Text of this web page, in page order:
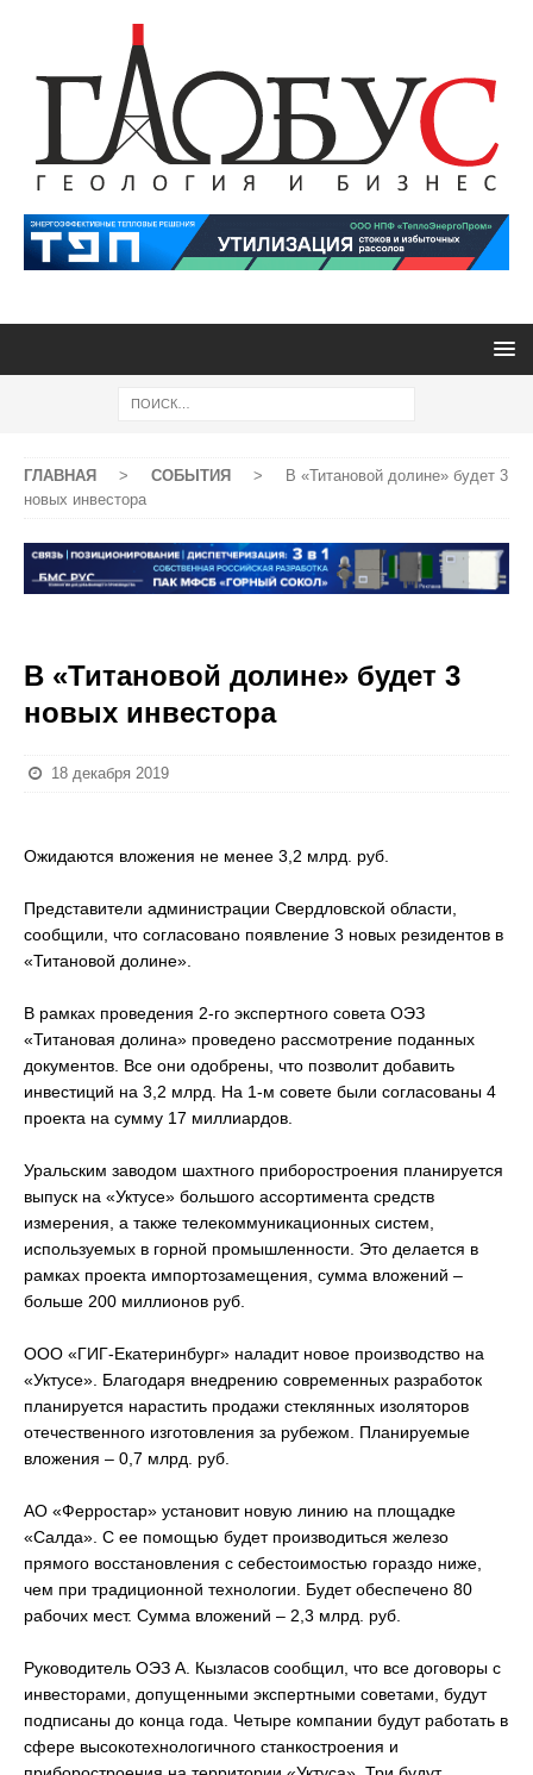
ГЛАВНАЯ > СОБЫТИЯ >
В «Титановой долине» будет 3
новых инвестора
В «Титановой долине» будет 3
новых инвестора
18 декабря 2019
Ожидаются вложения не менее 3,2 млрд. руб.
Представители администрации Свердловской области,
сообщили, что согласовано появление 3 новых резидентов в
«Титановой долине».
В рамках проведения 2-го экспертного совета ОЭЗ
«Титановая долина» проведено рассмотрение поданных
документов. Все они одобрены, что позволит добавить
инвестиций на 3,2 млрд. На 1-м совете были согласованы 4
проекта на сумму 17 миллиардов.
Уральским заводом шахтного приборостроения планируется
выпуск на «Уктусе» большого ассортимента средств
измерения, а также телекоммуникационных систем,
используемых в горной промышленности. Это делается в
рамках проекта импортозамещения, сумма вложений –
больше 200 миллионов руб.
ООО «ГИГ-Екатеринбург» наладит новое производство на
«Уктусе». Благодаря внедрению современных разработок
планируется нарастить продажи стеклянных изоляторов
отечественного изготовления за рубежом. Планируемые
вложения – 0,7 млрд. руб.
АО «Ферростар» установит новую линию на площадке
«Салда». С ее помощью будет производиться железо
прямого восстановления с себестоимостью гораздо ниже,
чем при традиционной технологии. Будет обеспечено 80
рабочих мест. Сумма вложений – 2,3 млрд. руб.
Руководитель ОЭЗ А. Кызласов сообщил, что все договоры с
инвесторами, допущенными экспертными советами, будут
подписаны до конца года. Четыре компании будут работать в
сфере высокотехнологичного станкостроения и